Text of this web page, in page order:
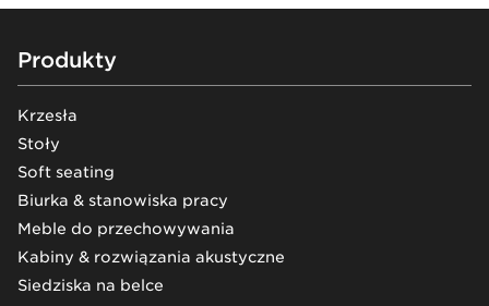
Footer
Produkty
Krzesła
Stoły
Soft seating
Biurka & stanowiska pracy
Meble do przechowywania
Kabiny & rozwiązania akustyczne
Siedziska na belce